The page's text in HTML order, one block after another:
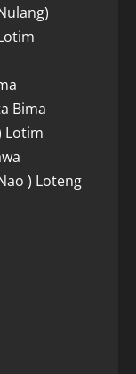
Bima
Lotim
) Loteng